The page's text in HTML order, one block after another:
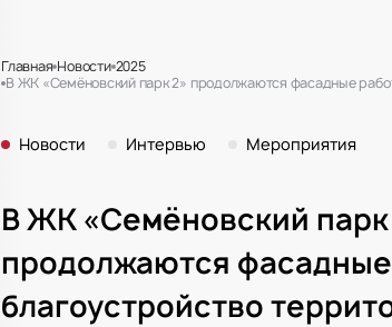
Главная Новости 2025
В ЖК «Семёновский парк 2» продолжаются фасадные
Новости Интервью Мероприятия
В ЖК «Семёновский парк
продолжаются
благоустройство